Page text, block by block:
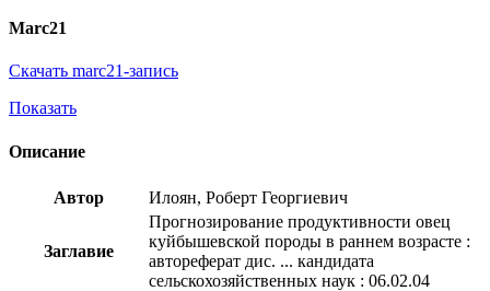
Marc21
Скачать marc21-запись
Показать
Описание
Автор Илоян, Роберт Георгиевич
Заглавие
Прогнозирование продуктивности овец
куйбышевской породы в раннем возрасте :
автореферат дис. ... кандидата
сельскохозяйственных наук : 06.02.04